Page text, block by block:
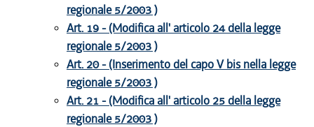
regionale 5/2003 )
Art. 19 - (Modifica all' articolo 24 della legge
regionale 5/2003 )
Art. 20 - (Inserimento del capo V bis nella legge
regionale 5/2003 )
Art. 21 - (Modifica all' articolo 25 della legge
regionale 5/2003 )